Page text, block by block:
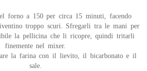
forno a 150 per circa 15 minuti, facendo
troppo scuri. Sfregarli tra le mani per
la pellicina che li ricopre, quindi tritarli
finemente nel mixer.
la farina con il lievito, il bicarbonato e il
sale.